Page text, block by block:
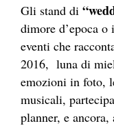
Gli stand di
dimore d’epoca
eventi che
2016, luna di
emozioni in foto,
musicali,
planner, e